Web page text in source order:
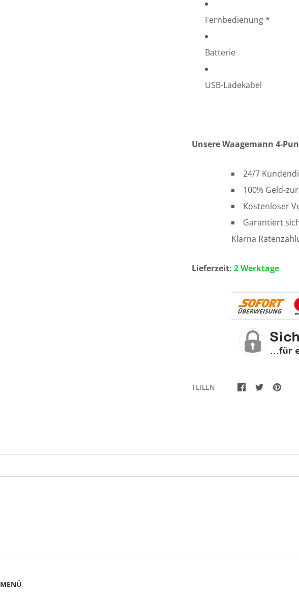
Fernbedienung *
Batterie
USB-Ladekabel
Unsere Waagemann 4-
24/7
100% Geld-
Kostenloser
Garantiert
Klarna
Lieferzeit: 2 Werktage
TEILEN
MENÜ